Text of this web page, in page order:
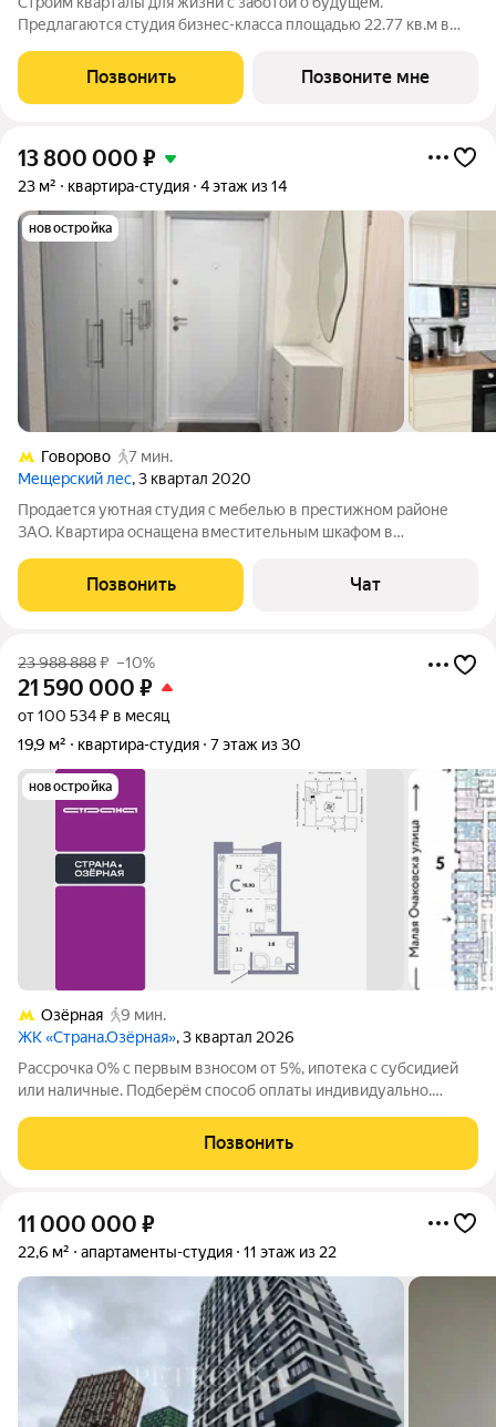
Предлагаются студия бизнес-класса площадью 22.77 кв.м в
комплексе "Тропарево Парк".Проект строится полностью с
отделкой, которая включает ламинат, обои
Позвонить Позвоните мне
13 800 000 ₽
23 м² квартира-студия 4 этаж из 14
новостройка
Говорово
7 мин.
Мещерский лес, 3 квартал 2020
Продается уютная студия с мебелью в престижном районе
ЗАО. Квартира оснащена вместительным шкафом в
подъемным механизмом,диваном (раскладывается в
полноценное спальное место 120), обеденным
Позвонить Чат
23 988 888₽ –10%
21 590 000 ₽
от 100 534 ₽ в месяц
19,9 м²
квартира-студия 7 этаж из 30
новостройка
Озёрная
9 мин.
ЖК «Страна.Озёрная», 3 квартал 2026
Рассрочка 0% с первым взносом от 5%, ипотека с субсидией
или наличные. Подберём способ оплаты индивидуально.
Продается 1комнатная квартира на 7 этаже от застройщика
Страна Девелопмент.
Позвонить
11 000 000 ₽
22,6 м² апартаменты-студия 11 этаж из 22